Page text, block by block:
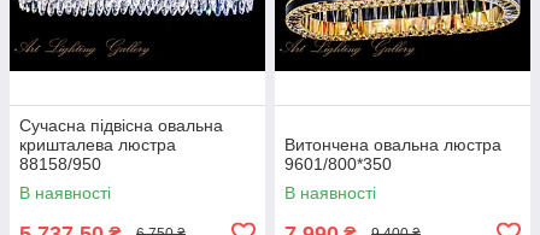
Сучасна підвісна овальна
кришталева люстра
88158/950
В наявності
Витончена овальна люстра
9601/800*350
В наявності